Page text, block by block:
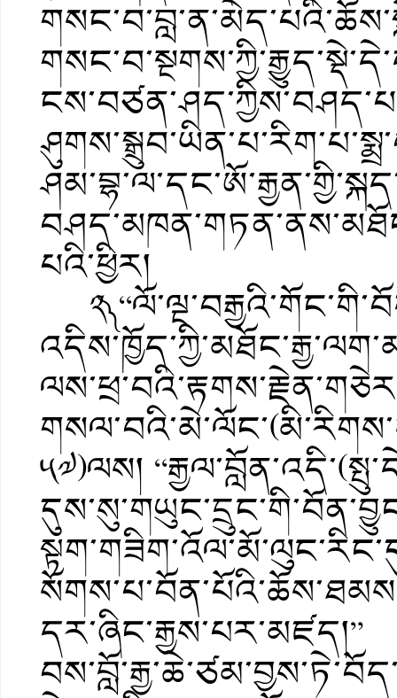
པའི་ཕྱིར།
༢༽
༥༧)ལས།